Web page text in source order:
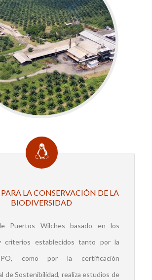
LA CONSERVACIÓN DE LA
BIODIVERSIDAD
Puertos Wilches basado en los
criterios establecidos tanto por la
como por la certificación
de Sostenibilidad, realiza estudios de